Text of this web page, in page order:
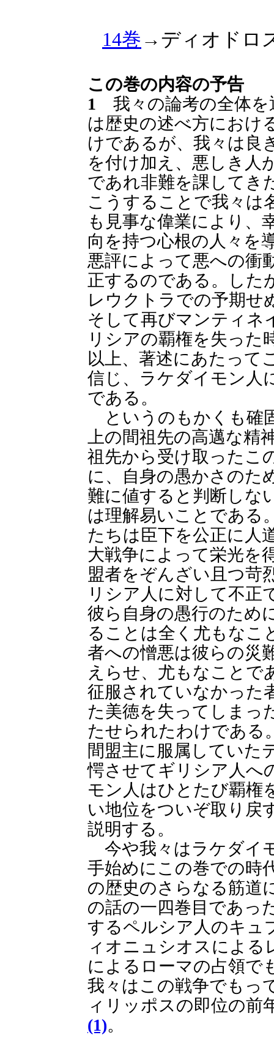
14巻 →ディオドロ
この巻の内容の予告
1 我々の論考の全体を
は歴史の述べ方におけ
けであるが、我々は良
を付け加え、悪しき人
であれ非難を課してき
こうすることで我々は
も見事な偉業により、
向を持つ心根の人々を
悪評によって悪への衝
正するのである。した
レウクトラでの予期せ
そして再びマンティネ
リシアの覇権を失った
以上、著述にあたって
信じ、ラケダイモン人
である。
というのもかくも確
上の間祖先の高邁な
祖先から受け取ったこ
に、自身の愚かさのた
難に値すると判断し
は理解易いことである
たちは臣下を公正に人
大戦争によって栄光を
盟者をぞんざい且つ苛
リシア人に対して不正
彼ら自身の愚行のため
ることは全く尤もなこ
者への憎悪は彼らの災
えらせ、尤もなことで
征服されていなかった
た美徳を失ってしまっ
たせられたわけである
間盟主に服属していた
愕させてギリシア人へ
モン人はひとたび覇権
い地位をついぞ取り戻
説明する。
今や我々はラケダイ
手始めにこの巻での時
の歴史のさらなる筋道
の話の一四巻目であっ
するペルシア人のキュ
ィオニュシオスによる
によるローマの占領で
我々はこの戦争でもっ
ィリッポスの即位の前
(1)。